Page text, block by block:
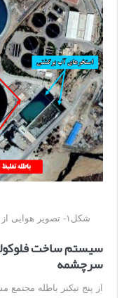
شکل۱- تصویر هوایی از مدار آبگیری باطله مجتمع مس سرچشمه
سیستم‌ ساخت
سرچشمه